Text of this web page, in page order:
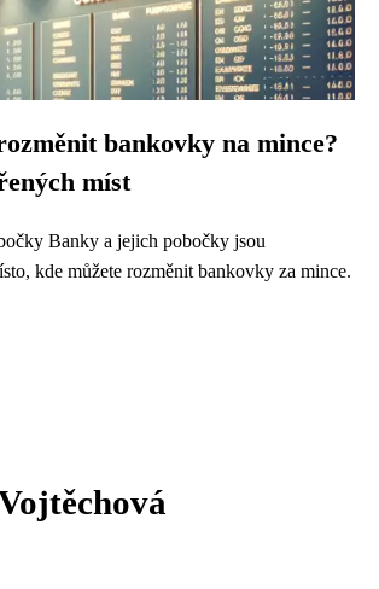
bankovky na mince?
míst
Banky a jejich pobočky jsou
kde můžete rozměnit bankovky za mince.